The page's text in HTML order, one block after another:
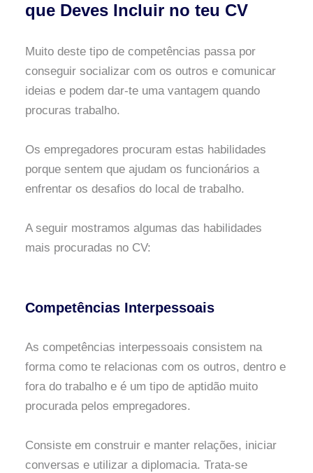
que Deves Incluir no teu CV
Muito deste tipo de competências passa por
conseguir socializar com os outros e comunicar
ideias e podem dar-te uma vantagem quando
procuras trabalho.
Os empregadores procuram estas habilidades
porque sentem que ajudam os funcionários a
enfrentar os desafios do local de trabalho.
A seguir mostramos algumas das habilidades
mais procuradas no CV:
Competências Interpessoais
As competências interpessoais consistem na
forma como te relacionas com os outros, dentro e
fora do trabalho e é um tipo de aptidão muito
procurada pelos empregadores.
Consiste em construir e manter relações, iniciar
conversas e utilizar a diplomacia. Trata-se